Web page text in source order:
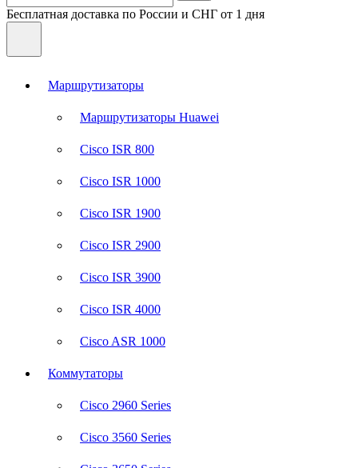
Бесплатная доставка по России и СНГ от 1 дня
Маршрутизаторы
Маршрутизаторы Huawei
Cisco ISR 800
Cisco ISR 1000
Cisco ISR 1900
Cisco ISR 2900
Cisco ISR 3900
Cisco ISR 4000
Cisco ASR 1000
Коммутаторы
Cisco 2960 Series
Cisco 3560 Series